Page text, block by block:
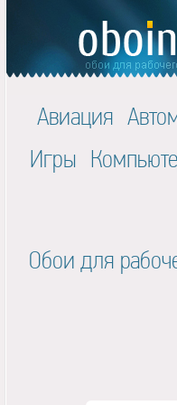
Авиация
Игры
Обои для